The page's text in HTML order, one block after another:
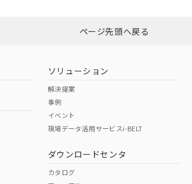
ダウンロードはこちらページ先頭へ戻る
ソリューション
解決提案
事例
イベント
現場データ活用サービスi-BELT
ダウンロードセンタ
カタログ